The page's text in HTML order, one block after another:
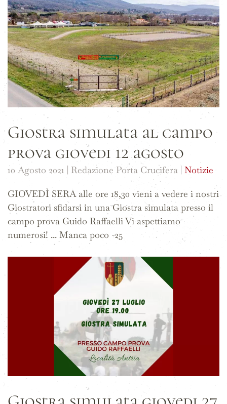
Giostra simulata al campo
prova giovedi 12 agosto
10 Agosto 2021 | Redazione Porta Crucifera | Notizie
GIOVEDÌ SERA alle ore 18,30 vieni a vedere i nostri
Giostratori sfidarsi in una Giostra simulata presso il
campo prova Guido Raffaelli Vi aspettiamo
numerosi! ... Manca poco -25